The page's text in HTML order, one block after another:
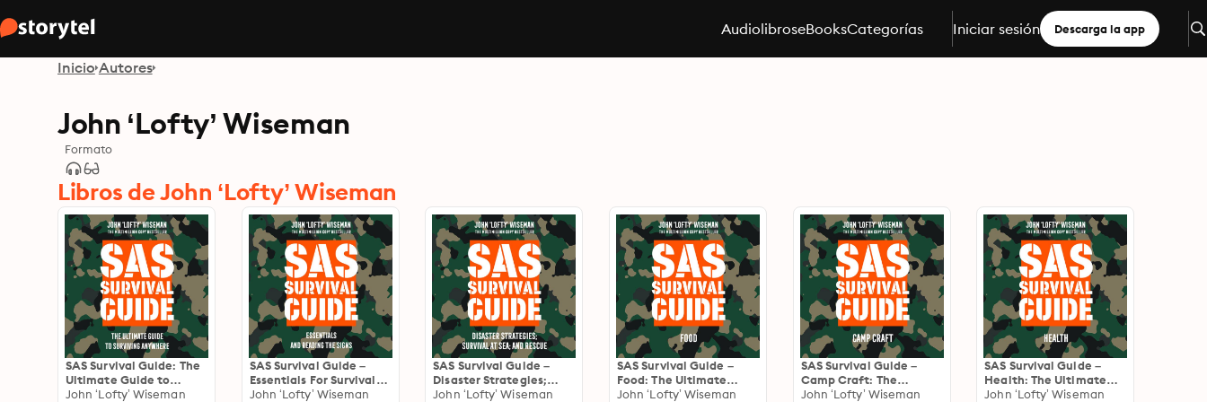
AudiolibroseBooksCategorías Iniciar sesión Descarga la app
Inicio Autores
John ‘Lofty’ Wiseman
Formato
Libros de John ‘Lofty’ Wiseman
SAS Survival Guide: The
Ultimate Guide to
Surviving Anywhere
John ‘Lofty’ Wiseman
SAS Survival Guide –
Essentials For Survival
and Reading the Signs:
John ‘Lofty’ Wiseman
SAS Survival Guide –
Disaster Strategies;
Survival at Sea; and
John ‘Lofty’ Wiseman
SAS Survival Guide –
Food: The Ultimate
Guide to Surviving
John ‘Lofty’ Wiseman
SAS Survival Guide –
Camp Craft: The
Ultimate Guide to
John ‘Lofty’ Wiseman
SAS Survival Guide –
Health: The Ultimate
Guide to Surviving
John ‘Lofty’ Wiseman